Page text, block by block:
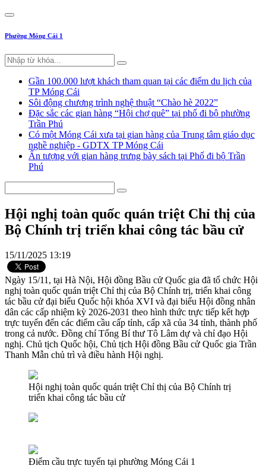
Phường Móng Cái 1
Gần 100.000 lượt khách tham quan tại các điểm du lịch của
TP Móng Cái
Sôi động chương trình nghệ thuật “Chào hè 2022”
Đặc sắc các gian hàng “Hội chợ quê” tại phố đi bộ phường
Trần Phú
Có một Móng Cái xưa tại gian hàng của Trung tâm giáo dục
nghề nghiệp - GDTX TP Móng Cái
Ấn tượng với gian hàng trưng bày sách tại Phố đi bộ Trần
Phú
Hội nghị toàn quốc quán triệt Chỉ thị của
Bộ Chính trị triển khai công tác bầu cử
15/11/2025 13:19
Ngày 15/11, tại Hà Nội, Hội đồng Bầu cử Quốc gia đã tổ chức Hội
nghị toàn quốc quán triệt Chỉ thị của Bộ Chính trị, triển khai công
tác bầu cử đại biểu Quốc hội khóa XVI và đại biểu Hội đồng nhân
dân các cấp nhiệm kỳ 2026-2031 theo hình thức trực tiếp kết hợp
trực tuyến đến các điểm cầu cấp tỉnh, cấp xã của 34 tỉnh, thành phố
trong cả nước. Đồng chí Tổng Bí thư Tô Lâm dự và chỉ đạo Hội
nghị. Chủ tịch Quốc hội, Chủ tịch Hội đồng Bầu cử Quốc gia Trần
Thanh Mẫn chủ trì và điều hành Hội nghị.
Hội nghị toàn quốc quán triệt Chỉ thị của Bộ Chính trị
triển khai công tác bầu cử
Điểm cầu trực tuyến tại phường Móng Cái 1